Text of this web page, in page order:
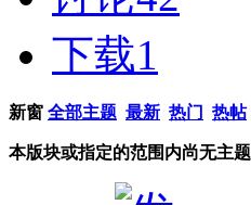
下载1
新窗 全部主题 最新 热门 热帖
本版块或指定的范围内尚无主题